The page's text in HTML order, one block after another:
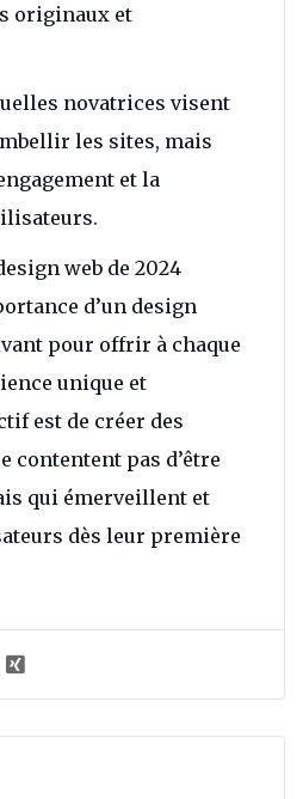
originaux et
novatrices visent
les sites, mais
et la
web de 2024
d’un design
pour offrir à chaque
unique et
est de créer des
contentent pas d’être
qui émerveillent et
dès leur première